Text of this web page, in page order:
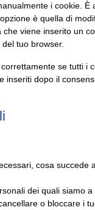
i cookie. È
è quella di
viene inserito un
tuo browser.
se tutti i
inseriti dopo il
cosa succede
dei quali siamo a
o bloccare i